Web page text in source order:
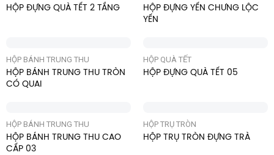
HỘP ĐỰNG QUÀ TẾT 2 TẦNG
HỘP ĐỰNG YẾN CHƯNG LỘC
YẾN
HỘP BÁNH TRUNG THU
HỘP BÁNH TRUNG THU TRÒN
CÓ QUAI
HỘP QUÀ TẾT
HỘP ĐỰNG QUÀ TẾT 05
HỘP BÁNH TRUNG THU
HỘP BÁNH TRUNG THU CAO
CẤP 03
HỘP TRỤ TRÒN
HỘP TRỤ TRÒN ĐỰNG TRÀ